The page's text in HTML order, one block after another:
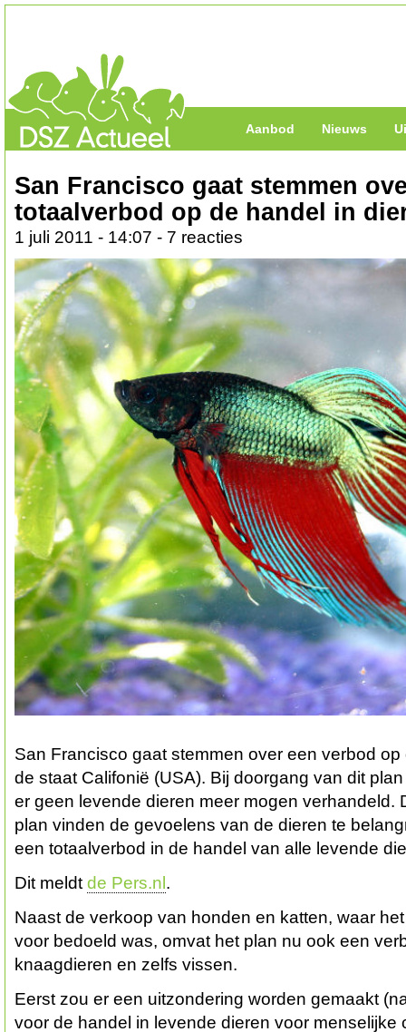
Aanbod Nieuws
San Francisco gaat stemmen
totaalverbod op de handel in
1 juli 2011 - 14:07 - 7 reacties
San Francisco gaat stemmen over een verbod
de staat Califonië (USA). Bij doorgang van dit
er geen levende dieren meer mogen verhandeld.
plan vinden de gevoelens van de dieren te
een totaalverbod in de handel van alle levende
Dit meldt de Pers.nl.
Naast de verkoop van honden en katten, waar
voor bedoeld was, omvat het plan nu ook een
knaagdieren en zelfs vissen.
Eerst zou er een uitzondering worden gemaakt
voor de handel in levende dieren voor menselijke